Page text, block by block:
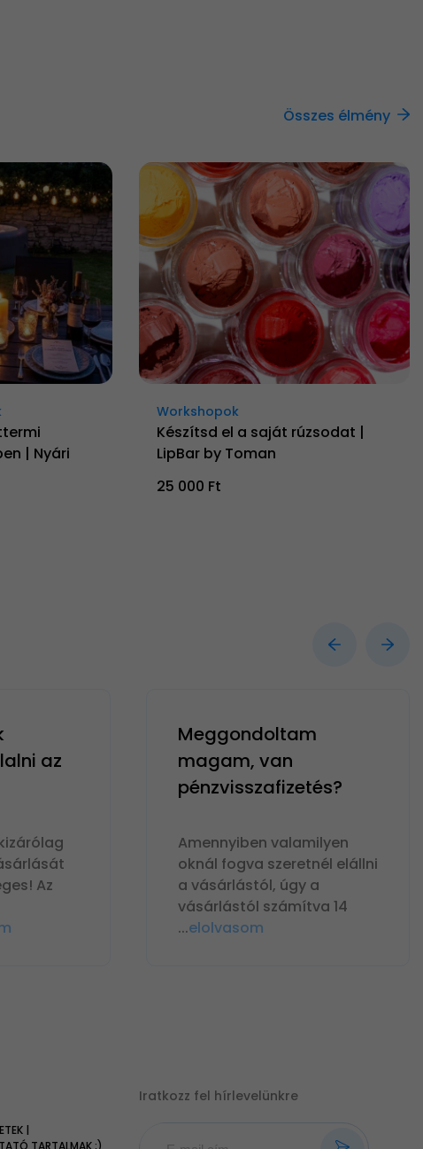
Összes élmény
| Nyári
Workshopok
Készítsd el a saját rúzsodat |
LipBar by Toman
25 000 Ft
az
Az
Meggondoltam
magam, van
pénzvisszafizetés?
Amennyiben valamilyen
oknál fogva szeretnél elállni
a vásárlástól, úgy a
vásárlástól számítva 14
...elolvasom
|
TARTALMAK ;)
Iratkozz fel hírlevelünkre